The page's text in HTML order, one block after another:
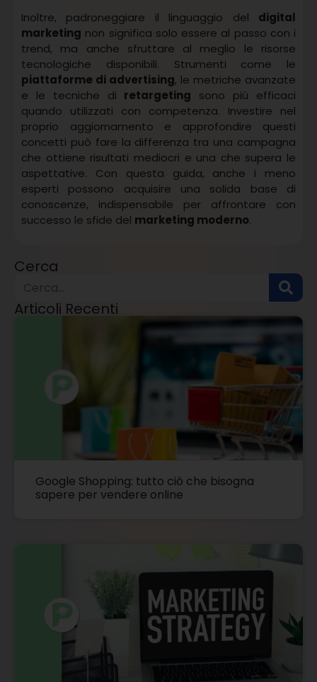
Inoltre, padroneggiare il linguaggio del digital
marketing non significa solo essere al passo con i
trend, ma anche sfruttare al meglio le risorse
tecnologiche disponibili. Strumenti come le
piattaforme di advertising, le metriche avanzate
e le tecniche di retargeting sono più efficaci
quando utilizzati con competenza. Investire nel
proprio aggiornamento e approfondire questi
concetti può fare la differenza tra una campagna
che ottiene risultati mediocri e una che supera le
aspettative. Con questa guida, anche i meno
esperti possono acquisire una solida base di
conoscenze, indispensabile per affrontare con
successo le sfide del marketing moderno.
Cerca
Articoli Recenti
Google Shopping: tutto ciò che bisogna
sapere per vendere online